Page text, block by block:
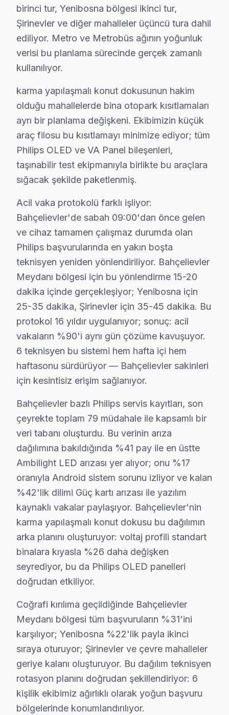
Üçüncü temas — Saha müdahalesi: Bahçelievler
Dördüncü temas — Teslim sonrası: Garanti belgesi +
Bahçelievler'de söz konusu model servis
karma yapılaşmalı konut dokusunun hakim olduğu
Acil vaka protokolü farklı işliyor: Bahçelievler'de
Bahçelievler bazlı Philips servis kayıtları, son
Coğrafi kırılıma geçildiğinde Bahçelievler Meydanı
Servis kalitesi tarafında ise tablo belirgin biçimde
Philips OLED panel teknolojisinin Bahçelievler
Güç yönetimi devresi ikinci kritik noktayı oluşturuyor.
bu TV VA Panel mimarisinde ise piksel matris sürücü
Bahçelievler'de bu marka akıllı TV tamiri için gerçekçi
Bu rakamlar Bahçelievler'deki son 79 vakadan elde
Fiyatlandırma prensibimiz üç sütuna dayanıyor:
16 yıllık Bahçelievler servis kronolojisi, Philips LED
Orta dönemde (2014-2019) söz konusu model OLED
Son dönemde (2020-bugün) bu TV VA Panel ve
Neden Bahçelievler'de Philips teknik desteği
Bahçelievler Philips TV Ekran Anakart Profesyonel Servis ve
Bahçelievler'da Philips televizyon'niz bozulduğunda
• Bahçelievler'de 25+ sertifikalı teknisyen Philips TV
• Bahçelievler'de sadece orijinal parça kullanıyoruz.
• Osiloskop, ESR ölçer, termal kamera ile teşhis
Philips Servisi: Bahçelievler Yerel Bilgi
Bahçelievler ilçesi, İstanbul Avrupa Yakası'nın
Philips TV'lerde Sık Görülen Arızalar
Bahçelievler'de Philips Ambilight teknolojisini
▸ Ambilight LED arızası: Bahçelievler'de Philips'ın
▸ Android sistem sorunu: Bahçelievler servisimizde
▸ Güç kartı arızası: BGA yeniden lehimleme veya
▸ Uzaktan kumanda eşleşme: Bahçelievler'de daha
Bahçelievler'de hangi belirtiyle gelirseniz gelin —
Bahçelievler'de Philips televizyon paneli arızası
Ekran tamamen karardıysa ya da görüntü titriyorsa,
Philips Smart televizyon platformunda yaşanan
Bahçelievler bölgesinde söz konusu model ekran
Philips TV Teknik Rehberi: Panel, Teşhis ve
Bahçelievler'de Philips panel altyapısı hakkında
birinci tur, Yenibosna bölgesi ikinci tur,
Şirinevler ve diğer mahalleler üçüncü tura dahil
ediliyor. Metro ve Metrobüs ağının yoğunluk
verisi bu planlama sürecinde gerçek zamanlı
kullanılıyor.
karma yapılaşmalı konut dokusunun hakim
olduğu mahallelerde bina otopark kısıtlamaları
ayrı bir planlama değişkeni. Ekibimizin küçük
araç filosu bu kısıtlamayı minimize ediyor; tüm
Philips OLED ve VA Panel bileşenleri,
taşınabilir test ekipmanıyla birlikte bu araçlara
sığacak şekilde paketlenmiş.
Acil vaka protokolü farklı işliyor:
Bahçelievler'de sabah 09:00'dan önce gelen
ve cihaz tamamen çalışmaz durumda olan
Philips başvurularında en yakın boşta
teknisyen yeniden yönlendiriliyor. Bahçelievler
Meydanı bölgesi için bu yönlendirme 15-20
dakika içinde gerçekleşiyor; Yenibosna için
25-35 dakika, Şirinevler için 35-45 dakika. Bu
protokol 16 yıldır uygulanıyor; sonuç: acil
vakaların %90'i aynı gün çözüme kavuşuyor.
6 teknisyen bu sistemi hem hafta içi hem
haftasonu sürdürüyor — Bahçelievler sakinleri
için kesintisiz erişim sağlanıyor.
Bahçelievler bazlı Philips servis kayıtları, son
çeyrekte toplam 79 müdahale ile kapsamlı bir
veri tabanı oluşturdu. Bu verinin arıza
dağılımına bakıldığında %41 pay ile en üstte
Ambilight LED arızası yer alıyor; onu %17
oranıyla Android sistem sorunu izliyor ve kalan
%42'lik dilimi Güç kartı arızası ile yazılım
kaynaklı vakalar paylaşıyor. Bahçelievler'nin
karma yapılaşmalı konut dokusu bu dağılımın
arka planını oluşturuyor: voltaj profili standart
binalara kıyasla %26 daha değişken
seyrediyor, bu da Philips OLED panelleri
doğrudan etkiliyor.
Coğrafi kırılıma geçildiğinde Bahçelievler
Meydanı bölgesi tüm başvuruların %31'ini
karşılıyor; Yenibosna %22'lik payla ikinci
sıraya oturuyor; Şirinevler ve çevre mahalleler
geriye kalanı oluşturuyor. Bu dağılım teknisyen
rotasyon planını doğrudan şekillendiriyor: 6
kişilik ekibimiz ağırlıklı olarak yoğun başvuru
bölgelerinde konumlandırılıyor.